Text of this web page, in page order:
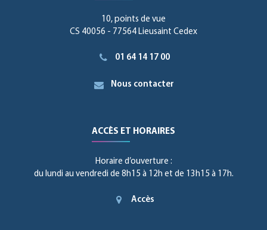
10, points de vue
CS 40056 - 77564 Lieusaint Cedex
01 64 14 17 00
Nous contacter
ACCÈS ET HORAIRES
Horaire d’ouverture :
du lundi au vendredi de 8h15 à 12h et de 13h15 à 17h.
Accès